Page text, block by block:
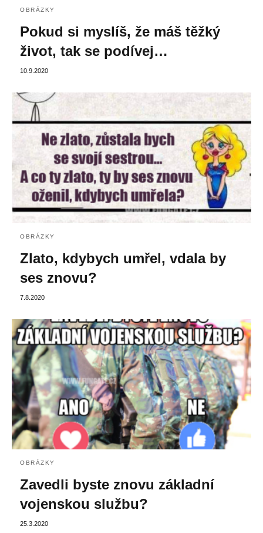
OBRÁZKY
Pokud si myslíš, že máš těžký
život, tak se podívej…
10.9.2020
OBRÁZKY
Zlato, kdybych umřel, vdala by
ses znovu?
7.8.2020
OBRÁZKY
Zavedli byste znovu základní
vojenskou službu?
25.3.2020